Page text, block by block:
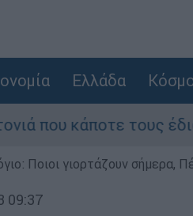
Ελλάδα
κάποτε τους έδιωχνε
Ποιοι γιορτάζουν σήμερα,
09:37